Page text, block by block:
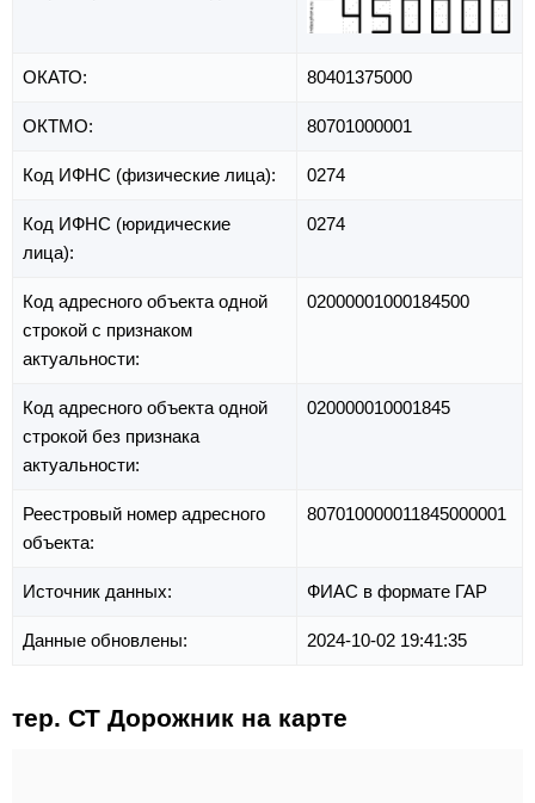
ОКАТО: 80401375000
ОКТМО: 80701000001
Код ИФНС (физические лица): 0274
Код ИФНС (юридические
лица):
0274
Код адресного объекта одной
строкой с признаком
актуальности:
02000001000184500
Код адресного объекта одной
строкой без признака
актуальности:
020000010001845
Реестровый номер адресного
объекта:
807010000011845000001
Источник данных: ФИАС в формате ГАР
Данные обновлены: 2024-10-02 19:41:35
тер. СТ Дорожник на карте